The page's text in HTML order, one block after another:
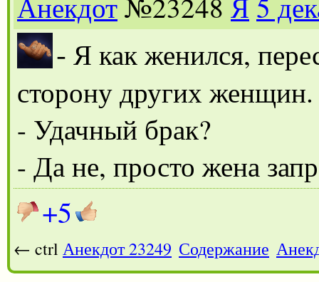
- Я как женился,
сторону других
- Удачный брак?
- Да не, просто жена
+5
← ctrl Анекдот 23249 Содержание